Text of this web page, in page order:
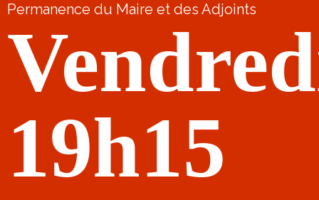
Permanence du Maire et des Adjoints
19h15